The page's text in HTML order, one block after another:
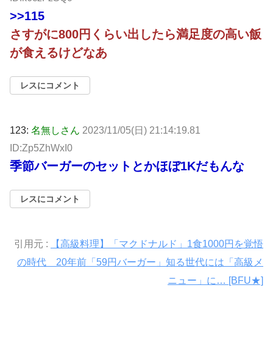
>>115
さすがに800円くらい出したら満足度の高い飯
が食えるけどなあ
レスにコメント
123: 名無しさん 2023/11/05(日) 21:14:19.81
ID:Zp5ZhWxI0
季節バーガーのセットとかほぼ1Kだもんな
レスにコメント
引用元 :
【高級料理】「マクドナルド」1食1000円を覚悟
の時代 20年前「59円バーガー」知る世代には「高級メ
ニュー」に… [BFU★]